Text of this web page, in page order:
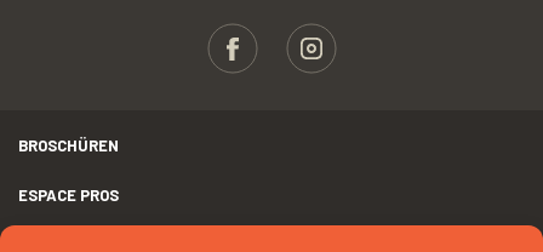
BROSCHÜREN
ESPACE PROS